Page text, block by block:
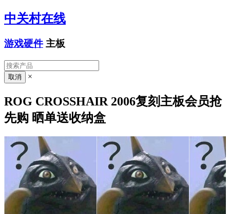
中关村在线
游戏硬件 主板
×
ROG CROSSHAIR 2006复刻主板会员抢
先购 晒单送收纳盒